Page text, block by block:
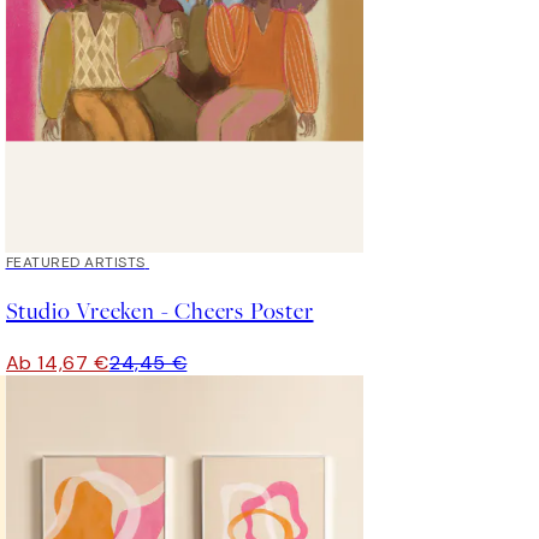
40%*
FEATURED ARTISTS
Studio Vreeken - Cheers Poster
Ab 14,67 €24,45 €